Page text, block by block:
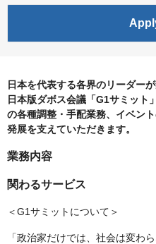
日本を代表する各界のリーダー
日本版ダボス会議「G1サミット
の各種調整・手配業務、イベン
発展を支えていただきます。
業務内容
関わるサービス
＜G1サミットについて＞
「政治家だけでは、社会は変わ